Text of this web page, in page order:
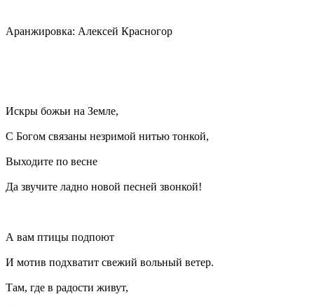
Аранжировка: Алексей Красногор
Искры божьи на Земле,
С Богом связаны незримой нитью тонкой,
Выходите по весне
Да звучите ладно новой песней звонкой!
А вам птицы подпоют
И мотив подхватит свежий вольный ветер.
Там, где в радости живут,